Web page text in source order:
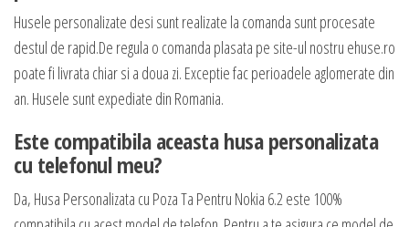
Husele personalizate desi sunt realizate la comanda sunt procesate
destul de rapid.De regula o comanda plasata pe site-ul nostru ehuse.ro
poate fi livrata chiar si a doua zi. Exceptie fac perioadele aglomerate din
an. Husele sunt expediate din Romania.
Este compatibila aceasta husa personalizata
cu telefonul meu?
Da, Husa Personalizata cu Poza Ta Pentru Nokia 6.2 este 100%